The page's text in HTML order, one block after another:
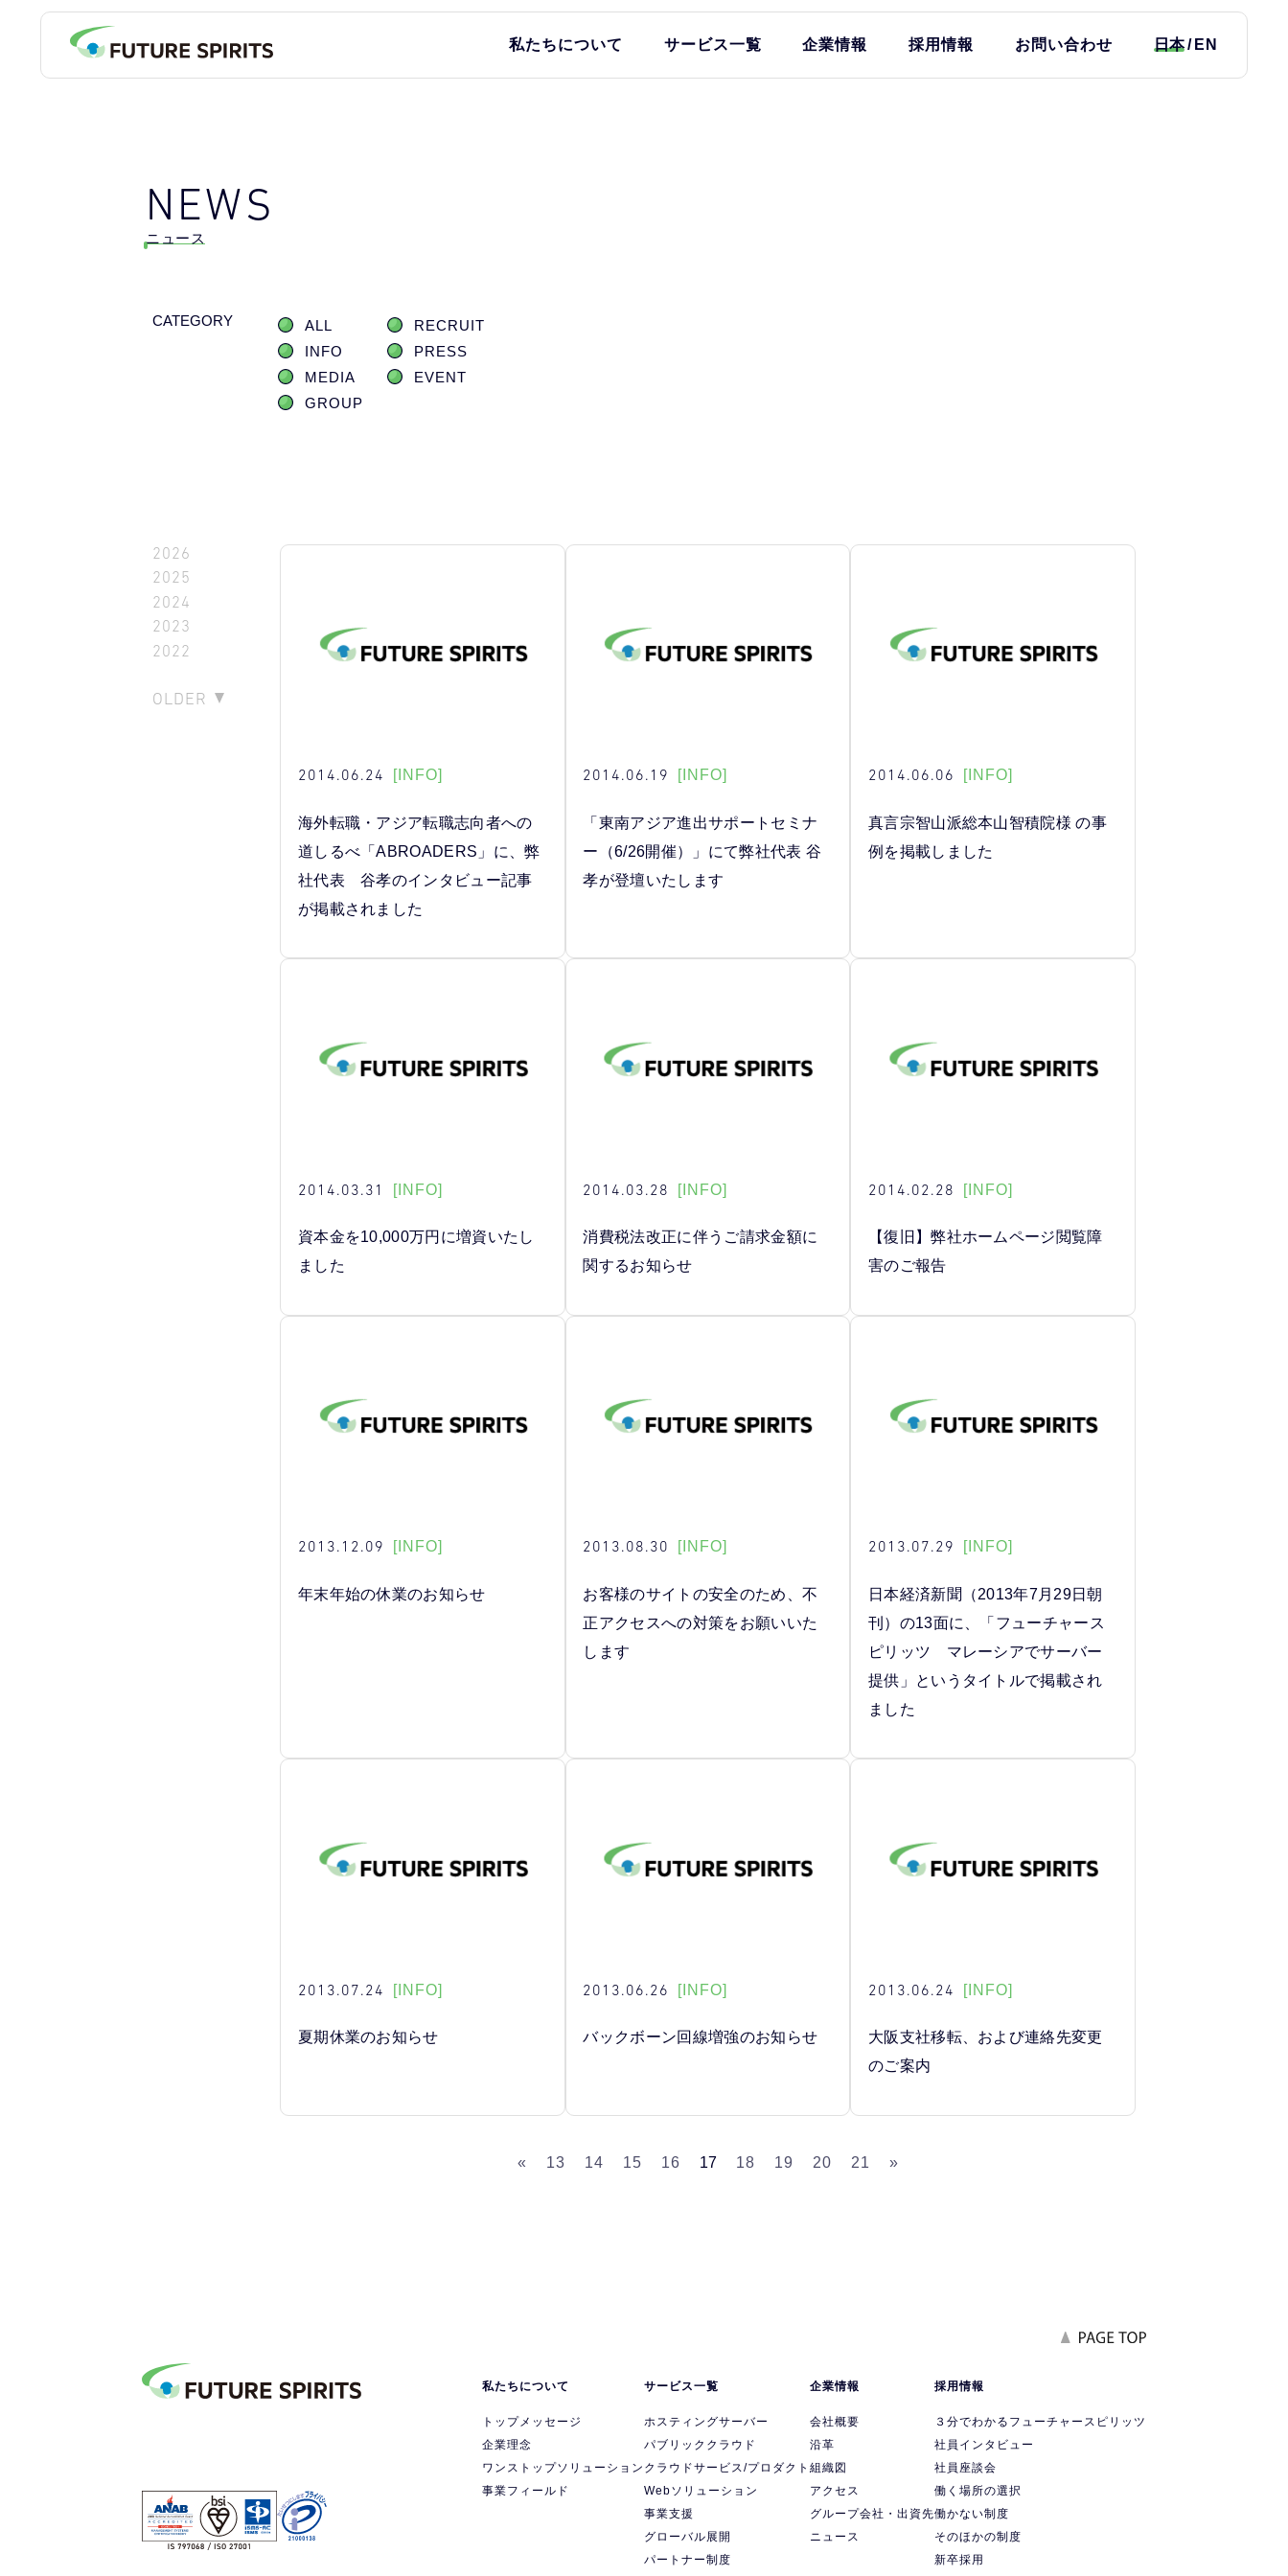
私たちについて サービス一覧 企業情報 採用情報 お問い合わせ 日本 EN
NEWS
ニュース
CATEGORY ALL
RECRUIT
INFO
PRESS
MEDIA
EVENT
GROUP
2026
2025
2024
2023
2022
OLDER
2014.06.24 [INFO]
海外転職・アジア転職志向者への
道しるべ「ABROADERS」に、弊
社代表 谷孝のインタビュー記事
が掲載されました
2014.06.19 [INFO]
「東南アジア進出サポートセミナ
ー（6/26開催）」にて弊社代表 谷
孝が登壇いたします
2014.06.06 [INFO]
真言宗智山派総本山智積院様 の事
例を掲載しました
2014.03.31 [INFO]
資本金を10,000万円に増資いたし
ました
2014.03.28 [INFO]
消費税法改正に伴うご請求金額に
関するお知らせ
2014.02.28 [INFO]
【復旧】弊社ホームページ閲覧障
害のご報告
2013.12.09 [INFO]
年末年始の休業のお知らせ
2013.08.30 [INFO]
お客様のサイトの安全のため、不
正アクセスへの対策をお願いいた
します
2013.07.29 [INFO]
日本経済新聞（2013年7月29日朝
刊）の13面に、「フューチャース
ピリッツ マレーシアでサーバー
提供」というタイトルで掲載され
ました
2013.07.24 [INFO]
夏期休業のお知らせ
2013.06.26 [INFO]
バックボーン回線増強のお知らせ
2013.06.24 [INFO]
大阪支社移転、および連絡先変更
のご案内
« 13 14 15 16 17 18 19 20 21 »
私たちについて
トップメッセージ
企業理念
ワンストップソリューション
事業フィールド
サービス一覧
ホスティングサーバー
パブリッククラウド
クラウドサービス/プロダクト
Webソリューション
事業支援
グローバル展開
パートナー制度
企業情報
会社概要
沿革
組織図
アクセス
グループ会社・出資先
ニュース
採用情報
３分でわかるフューチャースピリッツ
社員インタビュー
社員座談会
働く場所の選択
働かない制度
そのほかの制度
新卒採用